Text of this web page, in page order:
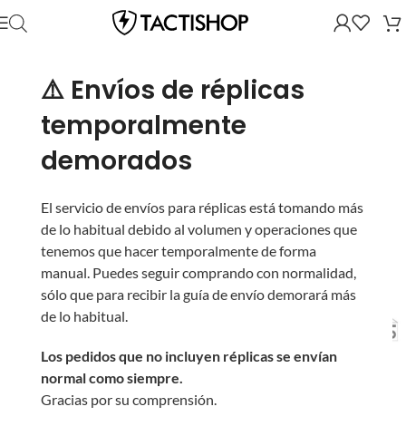
⚠️ Envíos de réplicas
temporalmente
demorados
El servicio de envíos para réplicas está tomando más
de lo habitual debido al volumen y operaciones que
tenemos que hacer temporalmente de forma
manual. Puedes seguir comprando con normalidad,
sólo que para recibir la guía de envío demorará más
de lo habitual.
Los pedidos que no incluyen réplicas se envían
normal como siempre.
Gracias por su comprensión.